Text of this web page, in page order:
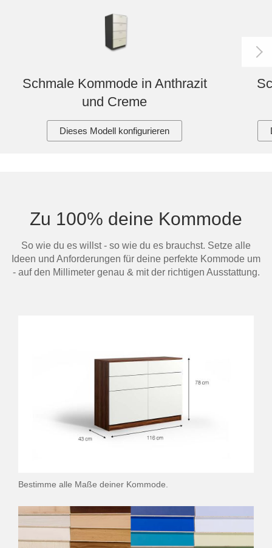
Schmale Kommode in Anthrazit
und Creme
Dieses Modell konfigurieren
Zu 100% deine Kommode
So wie du es willst - so wie du es brauchst. Setze alle
Ideen und Anforderungen für deine perfekte Kommode um
- auf den Millimeter genau & mit der richtigen Ausstattung.
Bestimme alle Maße deiner Kommode.